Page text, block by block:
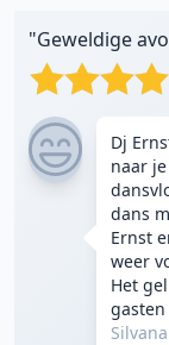
"Geweldige
Dj
naar
dans
Ernst
weer
Het
Silvana